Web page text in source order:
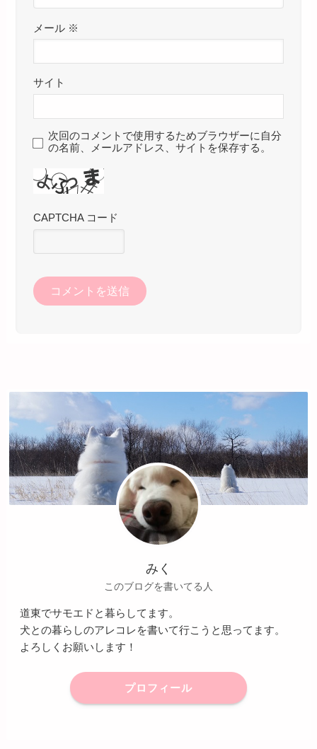
メール ※
サイト
次回のコメントで使用するためブラウザーに自分
の名前、メールアドレス、サイトを保存する。
CAPTCHA コード
みく
このブログを書いてる人
道東でサモエドと暮らしてます。
犬との暮らしのアレコレを書いて行こうと思ってます。
よろしくお願いします！
プロフィール